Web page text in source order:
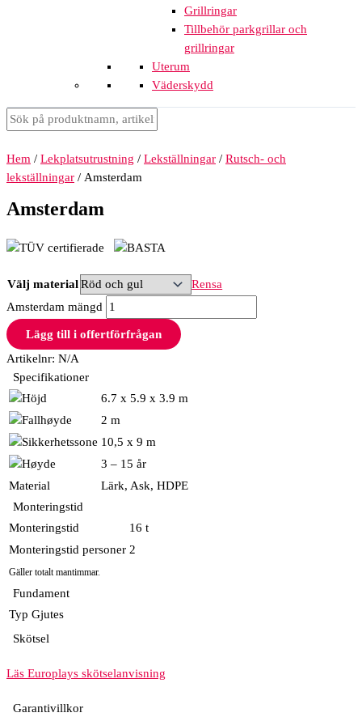
Grillringar
Tillbehör parkgrillar och
grillringar
Uterum
Väderskydd
Hem / Lekplatsutrustning / Lekställningar / Rutsch- och
lekställningar / Amsterdam
Amsterdam
Välj material
Rensa
Amsterdam mängd
Lägg till i offertförfrågan
Artikelnr: N/A
Specifikationer
6.7 x 5.9 x 3.9 m
2 m
10,5 x 9 m
3 – 15 år
Material
Lärk, Ask, HDPE
Monteringstid
Monteringstid
16 t
Monteringstid personer 2
Gäller totalt mantimmar.
Fundament
Typ Gjutes
Skötsel
Läs Europlays skötselanvisning
Garantivillkor